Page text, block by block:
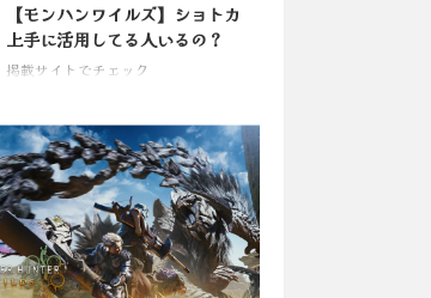
【モンハンワイルズ】ショトカ
上手に活用してる人いるの？
掲載サイトでチェック